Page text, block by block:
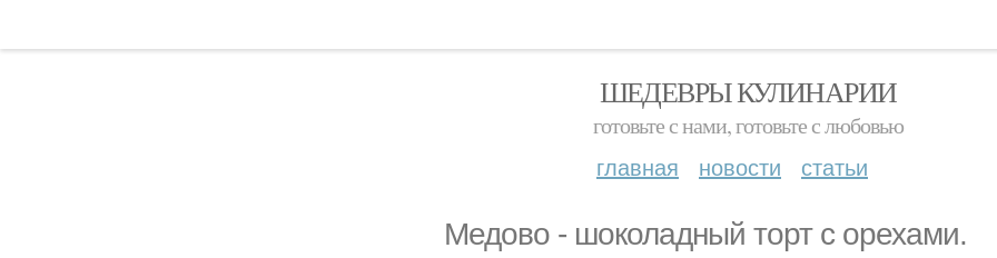
ШЕДЕВРЫ КУЛИНАРИИ
готовьте с нами, готовьте с любовью
главная новости статьи
Медово - шоколадный торт с орехами.